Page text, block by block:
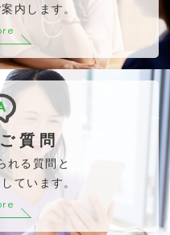
内します。
質問
れる質問と
ています。